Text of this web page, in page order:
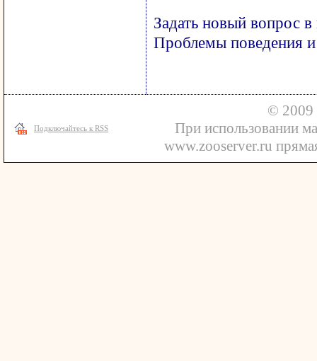
Задать новый вопрос
Проблемы поведения
Подключайтесь к RSS
© 2009
При использовании
www.zooserver.ru